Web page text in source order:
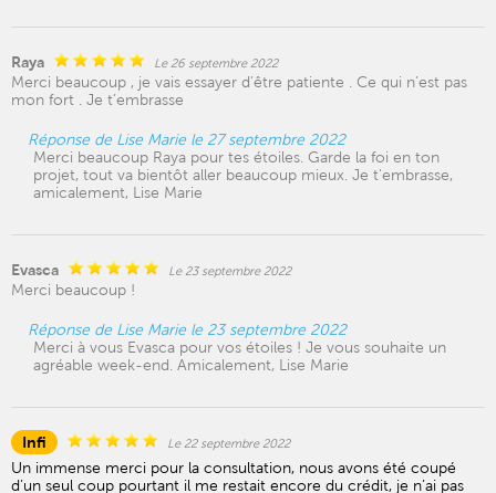
Raya Le 26 septembre 2022
Merci beaucoup , je vais essayer d’être patiente . Ce qui n’est pas
mon fort . Je t’embrasse
Réponse de Lise Marie le 27 septembre 2022
Merci beaucoup Raya pour tes étoiles. Garde la foi en ton
projet, tout va bientôt aller beaucoup mieux. Je t'embrasse,
amicalement, Lise Marie
Evasca Le 23 septembre 2022
Merci beaucoup !
Réponse de Lise Marie le 23 septembre 2022
Merci à vous Evasca pour vos étoiles ! Je vous souhaite un
agréable week-end. Amicalement, Lise Marie
Infi Le 22 septembre 2022
Un immense merci pour la consultation, nous avons été coupé
d’un seul coup pourtant il me restait encore du crédit, je n’ai pas